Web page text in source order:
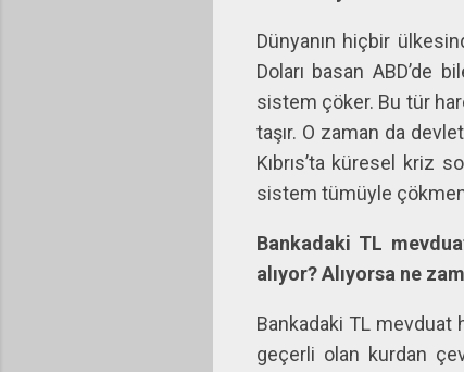
Dünyanın hiçbir
Doları basan ABD’de
sistem çöker. Bu tür
taşır. O zaman da
Kıbrıs’ta küresel kriz
sistem tümüyle
Bankadaki TL
alıyor? Alıyorsa ne
Bankadaki TL mevduat
geçerli olan kurdan